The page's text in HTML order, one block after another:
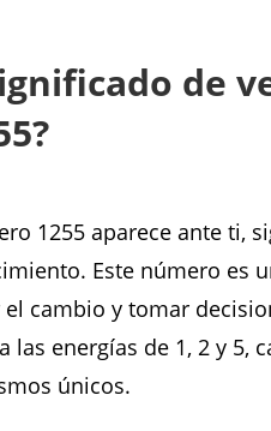
de
1255 aparece ante ti,
Este número es
cambio y tomar
las energías de 1, 2 y 5,
únicos.